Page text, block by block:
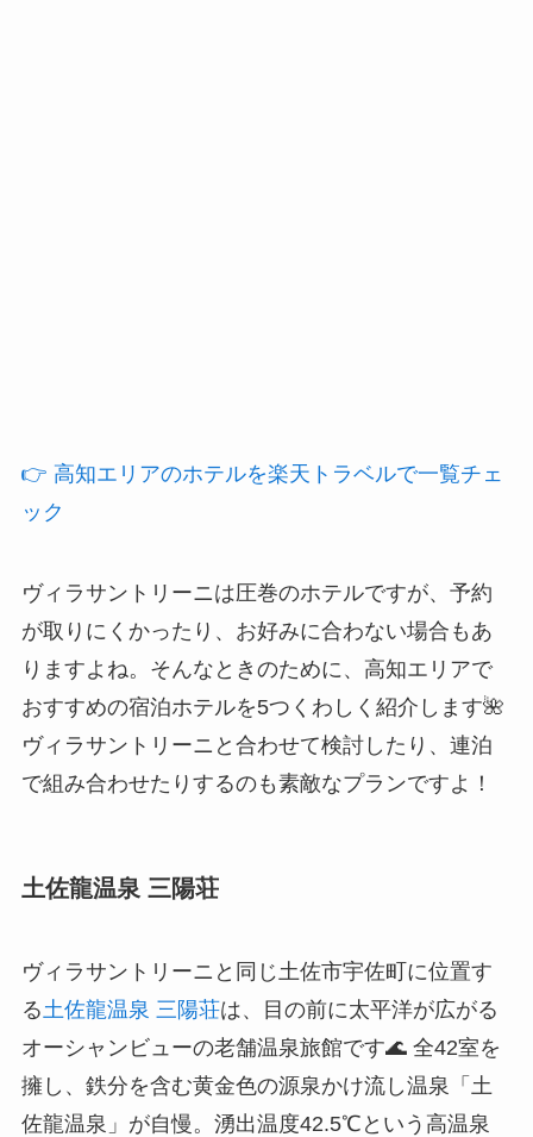
👉 高知エリアのホテルを楽天トラベルで一覧チェ
ック
ヴィラサントリーニは圧巻のホテルですが、予約
が取りにくかったり、お好みに合わない場合もあ
りますよね。そんなときのために、高知エリアで
おすすめの宿泊ホテルを5つくわしく紹介します🌺
ヴィラサントリーニと合わせて検討したり、連泊
で組み合わせたりするのも素敵なプランですよ！
土佐龍温泉 三陽荘
ヴィラサントリーニと同じ土佐市宇佐町に位置す
る 土佐龍温泉 三陽荘は、目の前に太平洋が広がる
オーシャンビューの老舗温泉旅館です🌊 全42室を
擁し、鉄分を含む黄金色の源泉かけ流し温泉「土
佐龍温泉」が自慢。湧出温度42.5℃という高温泉